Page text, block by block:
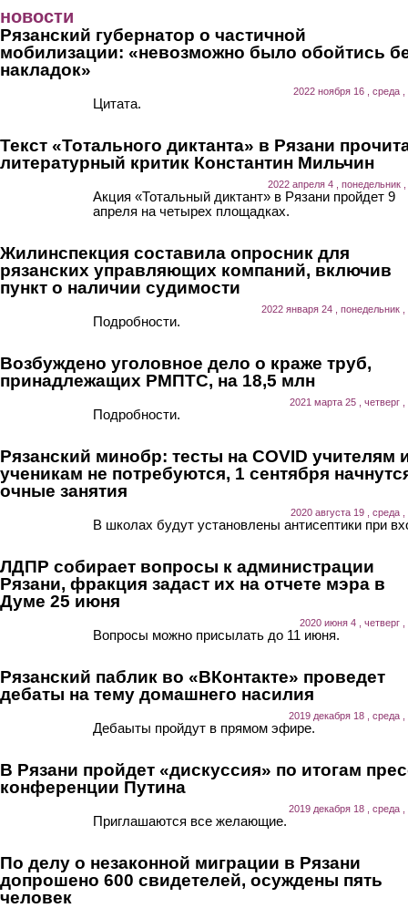
новости
Рязанский губернатор о частичной
мобилизации: «невозможно было обойтись
накладок»
2022 ноября 16 , среда ,
Цитата.
Текст «Тотального диктанта» в Рязани
литературный критик Константин Мильчин
2022 апреля 4 , понедельник ,
Акция «Тотальный диктант» в Рязани пройдет 9
апреля на четырех площадках.
Жилинспекция составила опросник для
рязанских управляющих компаний, включив
пункт о наличии судимости
2022 января 24 , понедельник ,
Подробности.
Возбуждено уголовное дело о краже труб,
принадлежащих РМПТС, на 18,5 млн
2021 марта 25 , четверг ,
Подробности.
Рязанский минобр: тесты на COVID учителям
ученикам не потребуются, 1 сентября
очные занятия
2020 августа 19 , среда ,
В школах будут установлены антисептики при
ЛДПР собирает вопросы к администрации
Рязани, фракция задаст их на отчете мэра в
Думе 25 июня
2020 июня 4 , четверг ,
Вопросы можно присылать до 11 июня.
Рязанский паблик во «ВКонтакте» проведет
дебаты на тему домашнего насилия
2019 декабря 18 , среда ,
Дебаыты пройдут в прямом эфире.
В Рязани пройдет «дискуссия» по итогам
конференции Путина
2019 декабря 18 , среда ,
Приглашаются все желающие.
По делу о незаконной миграции в Рязани
допрошено 600 свидетелей, осуждены пять
человек